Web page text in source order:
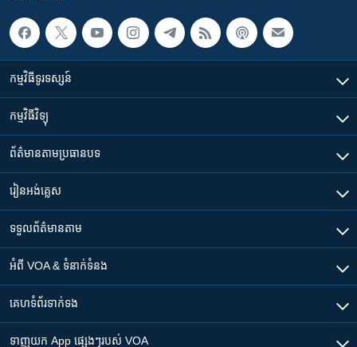
កម្មវិធី​ទូរទស្សន៍
កម្មវិធី​វិទ្យុ
ព័ត៌មាន​តាមប្រធានបទ​
រៀន​​អង់គ្លេស
ទទួល​ព័ត៌មាន​តាម
អំពី​ VOA & ទំនាក់ទំនង
គេហទំព័រ​​ទាក់ទង
ទាញយក​ App ផ្សេងៗ​របស់​ VOA